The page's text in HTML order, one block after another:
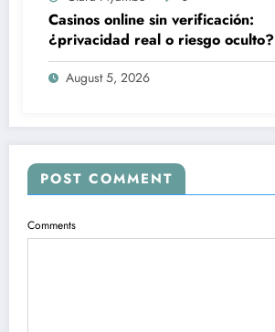
Casinos online sin verificación:
¿privacidad real o riesgo oculto?
August 5, 2026
POST COMMENT
Comments